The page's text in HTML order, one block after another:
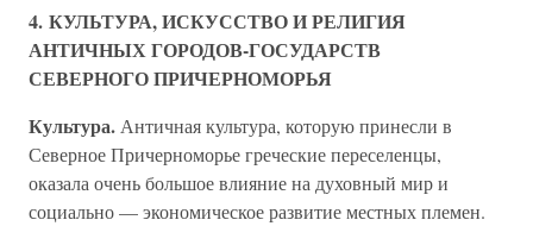
4. КУЛЬТУРА, ИСКУССТВО И РЕЛИГИЯ
АНТИЧНЫХ ГОРОДОВ-ГОСУДАРСТВ
СЕВЕРНОГО ПРИЧЕРНОМОРЬЯ
Культура. Античная культура, которую принесли в
Северное Причерноморье греческие переселенцы,
оказала очень большое влияние на духовный мир и
социально — экономическое развитие местных племен.